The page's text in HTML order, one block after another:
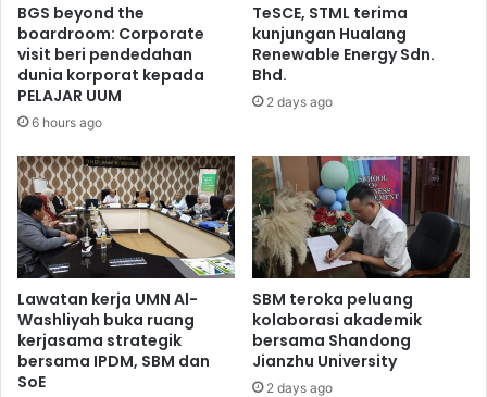
BGS beyond the
boardroom: Corporate
visit beri pendedahan
dunia korporat kepada
PELAJAR UUM
6 hours ago
TeSCE, STML terima
kunjungan Hualang
Renewable Energy Sdn.
Bhd.
2 days ago
Lawatan kerja UMN Al-
Washliyah buka ruang
kerjasama strategik
bersama IPDM, SBM dan
SoE
SBM teroka peluang
kolaborasi akademik
bersama Shandong
Jianzhu University
2 days ago